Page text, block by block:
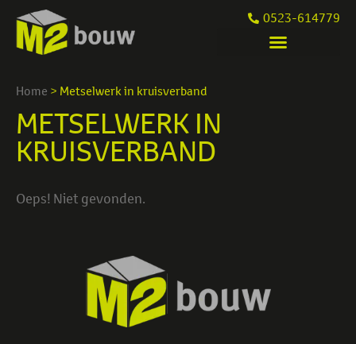
0523-614779
Home > Metselwerk in kruisverband
METSELWERK IN
KRUISVERBAND
Oeps! Niet gevonden.